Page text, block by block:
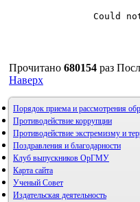
Could
Прочитано 680154 раз
Наверх
Порядок приема и рассмотрения
Противодействие коррупции
Противодействие экстремизму и
Поздравления и благодарности
Клуб выпускников ОрГМУ
Карта сайта
Ученый Совет
Издательская деятельность